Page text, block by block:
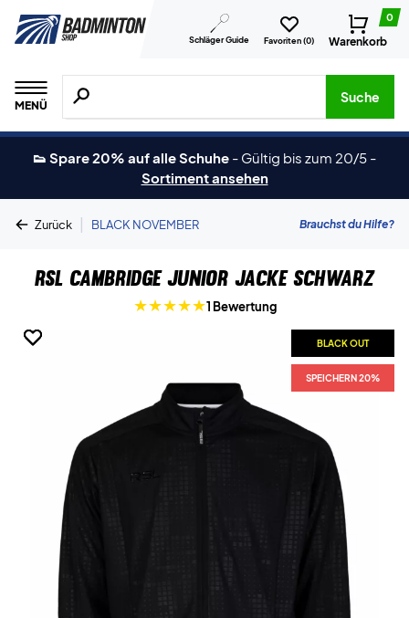
Schläger Guide Favoriten (0)
0
Warenkorb
MENÜ
Suche nach Produkten, Marken usw.
Suche
👟 Spare 20% auf alle Schuhe - Gültig bis zum 20/5 -
Sortiment ansehen
Zurück | BLACK NOVEMBER Brauchst du Hilfe?
RSL Cambridge Junior Jacke Schwarz
1 Bewertung
BLACK OUT
SPEICHERN 20%
BLACK OUT
SPEICHERN 20%
BLACK OUT
SPEICHERN 20%